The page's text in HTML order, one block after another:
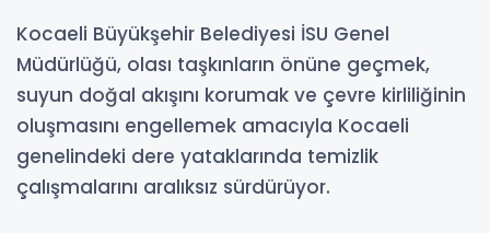
Kocaeli Büyükşehir Belediyesi İSU Genel
Müdürlüğü, olası taşkınların önüne geçmek,
suyun doğal akışını korumak ve çevre kirliliğinin
oluşmasını engellemek amacıyla Kocaeli
genelindeki dere yataklarında temizlik
çalışmalarını aralıksız sürdürüyor.